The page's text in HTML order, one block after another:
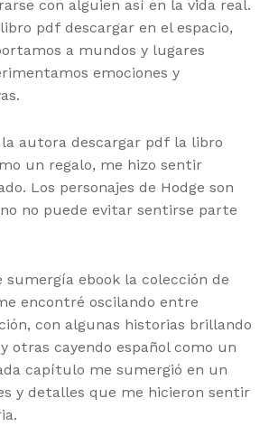
con alguien así en la vida real.
pdf descargar en el espacio,
a mundos y lugares
emociones y
autora descargar pdf la libro
un regalo, me hizo sentir
Los personajes de Hodge son
no puede evitar sentirse parte
sumergía ebook la colección de
encontré oscilando entre
con algunas historias brillando
otras cayendo español como un
capítulo me sumergió en un
y detalles que me hicieron sentir